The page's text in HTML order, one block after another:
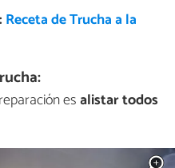
Receta de Trucha a la
esalistar todos